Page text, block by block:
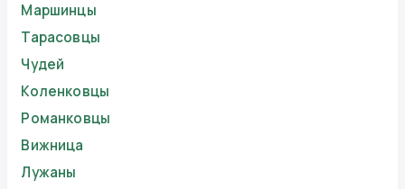
Маршинцы
Тарасовцы
Чудей
Коленковцы
Романковцы
Вижница
Лужаны